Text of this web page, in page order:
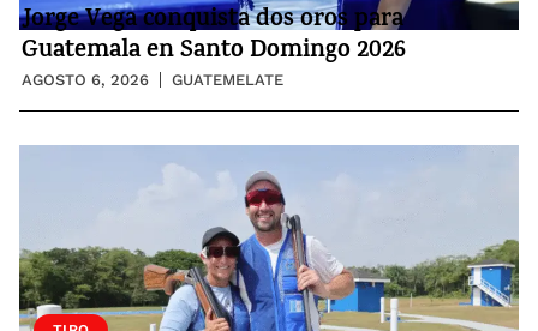
Jorge Vega conquista dos oros para
Guatemala en Santo Domingo 2026
AGOSTO 6, 2026 GUATEMELATE